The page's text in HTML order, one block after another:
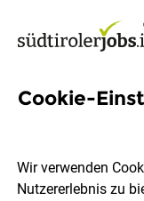
Baustoffe
Cookie-
Wir verwenden
Nutzererlebnis zu